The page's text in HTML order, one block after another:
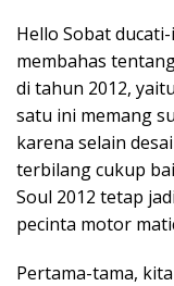
Hello Sobat
membahas
di tahun 2012,
satu ini memang
karena selain
terbilang cukup
Soul 2012 tetap
pecinta motor
Pertama-tama,